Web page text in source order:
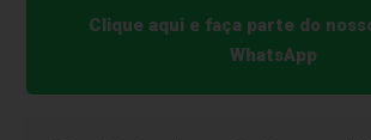
Clique aqui e faça parte do
WhatsApp